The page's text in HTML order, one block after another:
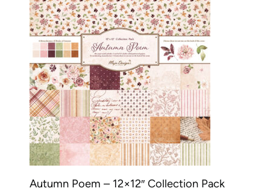
Autumn Poem – 12×12″ Collection Pack